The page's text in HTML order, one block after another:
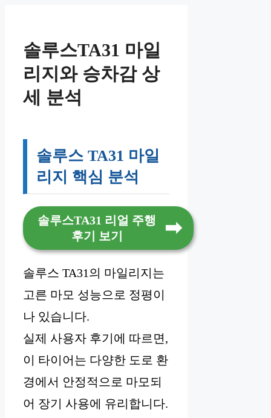
솔루스TA31 마일
리지와 승차감 상
세 분석
솔루스 TA31 마일
리지 핵심 분석
솔루스TA31 리얼 주행
후기 보기
솔루스 TA31의 마일리지는
고른 마모 성능으로 정평이
나 있습니다.
실제 사용자 후기에 따르면,
이 타이어는 다양한 도로 환
경에서 안정적으로 마모되
어 장기 사용에 유리합니다.